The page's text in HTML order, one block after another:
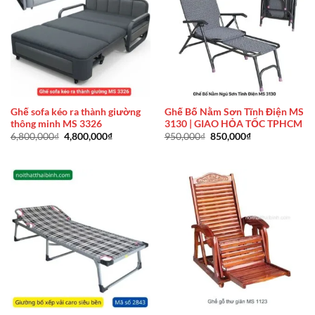
Ghế sofa kéo ra thành giường
thông minh MS 3326
6,800,000₫ Giá
gốc
4,800,000₫Giá
Ghế Bố Nằm Sơn Tĩnh Điện MS
3130 | GIAO HỎA TỐC TPHCM
950,000₫ Giá
850,000₫Giá